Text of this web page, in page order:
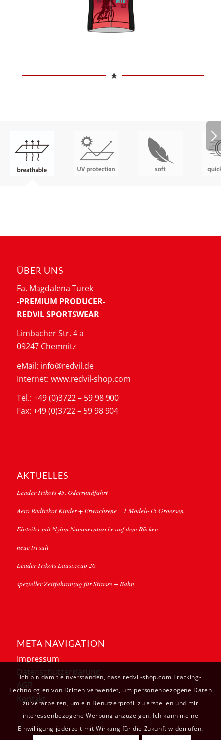
ÜBER UNS
Fa. Magdalena Turek
-PREMIUM PRODUCER-
REDVIL SPORTSWEAR
Limbacher Str. 4 a
09247 Chemnitz
eMail: info@redvil.de
Internet: www.redvil-shop.com
Tel.: +49 (0)3722 – 59 98 900
Fax: +49 (0)3722 – 59 98 904
AKTUELLES
Leader Trikots 45. Oderrundfahrt
Aero Radtrikot Kinder + Erwachsene – 1 Modell-15 Groessen
Einteiler mit Nylon Nummerntasche auf dem Rücken
neue tri suit
Leader Trikots Lausitzcup 26
spezieller Zeitfahranzug für Strasse + Bahn
META NAVIGATION
Impressum
Datenschutzerklärung
AGB
Kontakt
Ich bin damit einverstanden, dass redvil-shop.com Tracking-
Technologien von Dritten verwendet, um personenbezogene Daten
zu verarbeiten, um ein Benutzerprofil zu erstellen und mir
interessenbezogene Werbung anzuzeigen. Ich kann meine
Einwilligung jederzeit mit Wirkung für die Zukunft widerrufen.